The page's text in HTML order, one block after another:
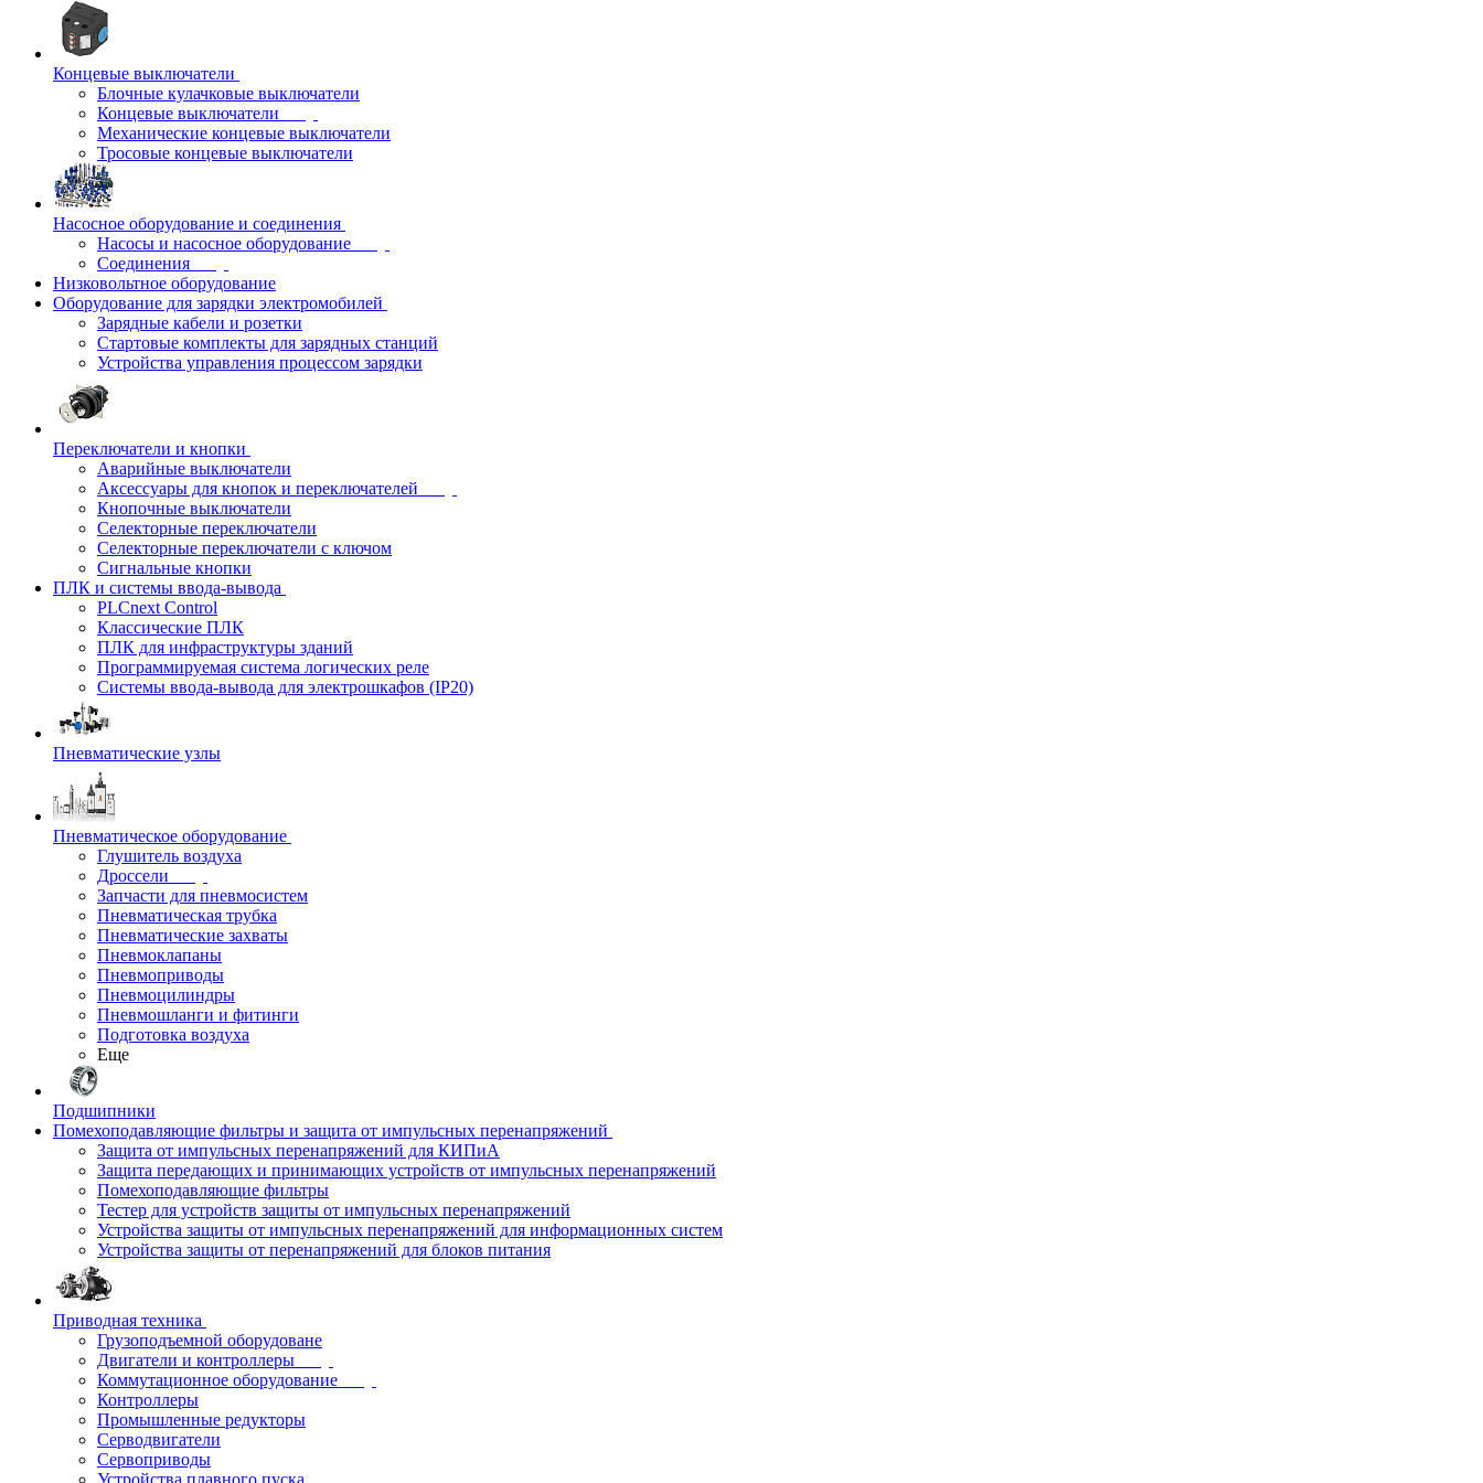
Концевые выключатели
Блочные кулачковые выключатели
Концевые выключатели
Механические концевые выключатели
Тросовые концевые выключатели
Насосное оборудование и соединения
Насосы и насосное оборудование
Соединения
Низковольтное оборудование
Оборудование для зарядки электромобилей
Зарядные кабели и розетки
Стартовые комплекты для зарядных станций
Устройства управления процессом зарядки
Переключатели и кнопки
Аварийные выключатели
Аксессуары для кнопок и переключателей
Кнопочные выключатели
Селекторные переключатели
Селекторные переключатели с ключом
Сигнальные кнопки
ПЛК и системы ввода-вывода
PLCnext Control
Классические ПЛК
ПЛК для инфраструктуры зданий
Программируемая система логических реле
Системы ввода-вывода для электрошкафов (IP20)
Пневматические узлы
Пневматическое оборудование
Глушитель воздуха
Дроссели
Запчасти для пневмосистем
Пневматическая трубка
Пневматические захваты
Пневмоклапаны
Пневмоприводы
Пневмоцилиндры
Пневмошланги и фитинги
Подготовка воздуха
Еще
Подшипники
Помехоподавляющие фильтры и защита от импульсных перенапряжений
Защита от импульсных перенапряжений для КИПиА
Защита передающих и принимающих устройств от импульсных перенапряжений
Помехоподавляющие фильтры
Тестер для устройств защиты от импульсных перенапряжений
Устройства защиты от импульсных перенапряжений для информационных систем
Устройства защиты от перенапряжений для блоков питания
Приводная техника
Грузоподъемной оборудоване
Двигатели и контроллеры
Коммутационное оборудование
Контроллеры
Промышленные редукторы
Серводвигатели
Сервоприводы
Устройства плавного пуска